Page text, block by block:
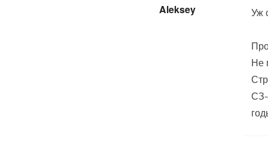
Aleksey Уж
Не
СЗ-